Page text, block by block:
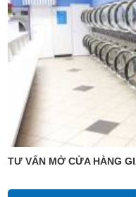
TƯ VẤN MỞ CỬA HÀNG